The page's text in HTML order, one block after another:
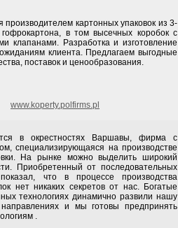
производителем картонных упаковок из 3-
в том высечных коробок с
клапанами. Разработка и изготовление
ожиданиям клиента. Предлагаем выгодные
поставок и ценообразования.
www.koperty.polfirms.pl
в окрестностях Варшавы, фирма с
специализирующаяся на производстве
На рынке можно выделить широкий
Приобретенный от последовательных
что в процессе производства
нет никаких секретов от нас. Богатые
технологиях динамично развили нашу
и мы готовы предпринять
.